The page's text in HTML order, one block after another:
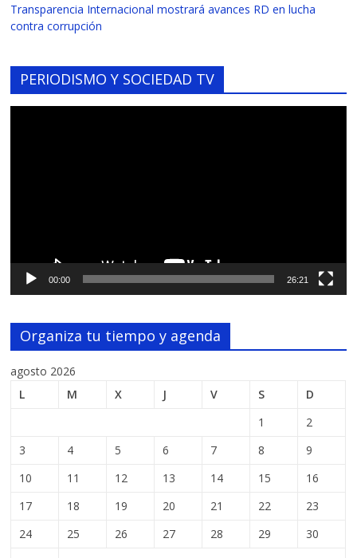
Transparencia Internacional mostrará avances RD en lucha
contra corrupción
PERIODISMO Y SOCIEDAD TV
00:00 26:21
Organiza tu tiempo y agenda
agosto 2026
L
M X J V S
D
1
2
3
4 5 6 7 8
9
10
11 12 13 14 15
16
17
18 19 20 21 22
23
24
25 26 27 28 29
30